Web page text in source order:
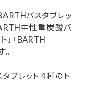
バスタブレッ
中性重炭酸バ
』『BARTH
ブレット 4種のト